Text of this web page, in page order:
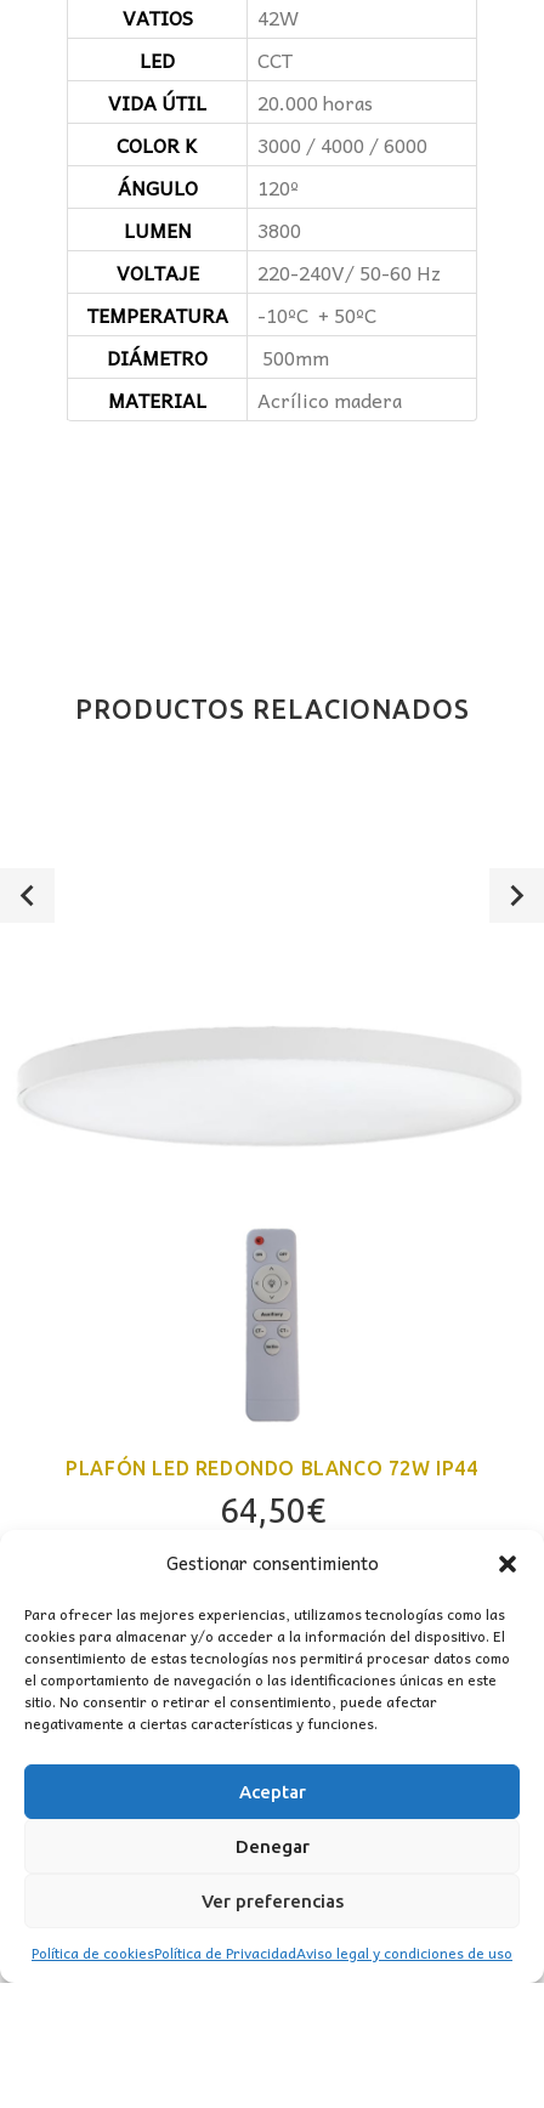
Gestionar consentimiento
Para ofrecer las mejores experiencias, utilizamos tecnologías como las
cookies para almacenar y/o acceder a la información del dispositivo. El
consentimiento de estas tecnologías nos permitirá procesar datos como
el comportamiento de navegación o las identificaciones únicas en este
sitio. No consentir o retirar el consentimiento, puede afectar
negativamente a ciertas características y funciones.
Aceptar
Denegar
Ver preferencias
Política de cookiesPolítica de PrivacidadAviso legal y condiciones de uso
VATIOS
42W
LED
CCT
VIDA ÚTIL
20.000 horas
COLOR K
3000 / 4000 / 6000
ÁNGULO
120º
LUMEN
3800
VOLTAJE
220-240V/ 50-60 Hz
TEMPERATURA
-10ºC + 50ºC
DIÁMETRO
500mm
MATERIAL
Acrílico madera
PRODUCTOS RELACIONADOS
PLAFÓN LED REDONDO BLANCO 72W IP44
64,50€
WhatsApp
TikTok
Instagram